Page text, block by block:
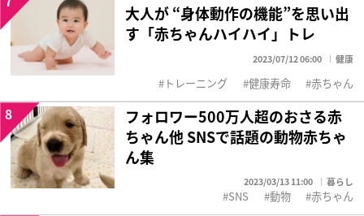
大人が “身体動作の機能”を思い出
す「赤ちゃんハイハイ」トレ
2023/07/12 06:00 健康
トレーニング 健康寿命 赤ちゃん
フォロワー500万人超のおさる赤
ちゃん他 SNSで話題の動物赤ちゃ
ん集
2023/03/13 11:00 暮らし
8
SNS 動物 赤ちゃん